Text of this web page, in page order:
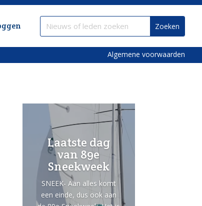
Algemene voorwaarden
Laatste dag
van 89e
Sneekweek
SNEEK- Aan alles komt
een einde, dus ook aan